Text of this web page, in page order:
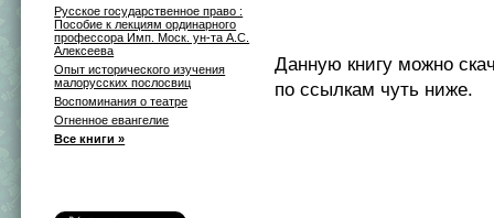
Русское государственное право :
Пособие к лекциям ординарного
профессора Имп. Моск. ун-та А.С.
Алексеева
Опыт исторического изучения
малорусских послосвиц
Воспоминания о театре
Огненное евангелие
Все книги »
Данную книгу можно
по ссылкам чуть ниже.